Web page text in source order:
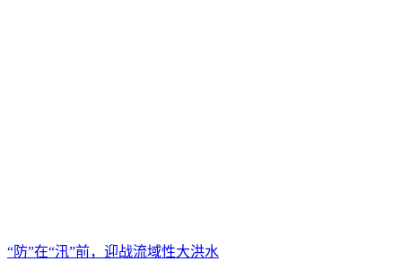
“防”在“汛”前，迎战流域性大洪水